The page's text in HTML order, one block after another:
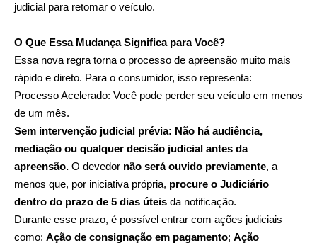
judicial para retomar o veículo.
O Que Essa Mudança Significa para Você?
Essa nova regra torna o processo de apreensão muito mais
rápido e direto. Para o consumidor, isso representa:
Processo Acelerado: Você pode perder seu veículo em menos
de um mês.
Sem intervenção judicial prévia: Não há audiência,
mediação ou qualquer decisão judicial antes da
apreensão. O devedor não será ouvido previamente, a
menos que, por iniciativa própria, procure o Judiciário
dentro do prazo de 5 dias úteis da notificação.
Durante esse prazo, é possível entrar com ações judiciais
como: Ação de consignação em pagamento; Ação